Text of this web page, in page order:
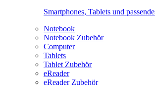
Smartphones, Tablets und
Notebook
Notebook Zubehör
Computer
Tablets
Tablet Zubehör
eReader
eReader Zubehör